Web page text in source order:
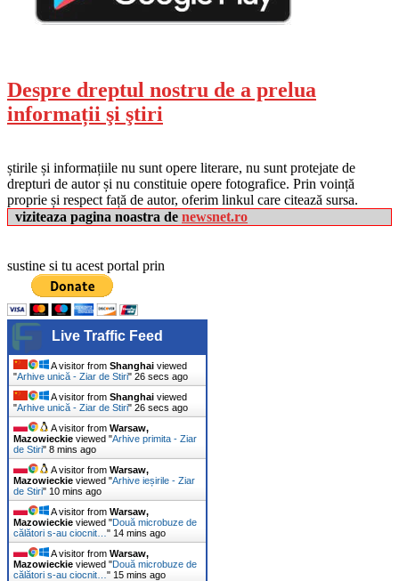
Despre dreptul nostru de a prelua
informații şi ştiri
știrile și informațiile nu sunt opere literare, nu sunt protejate de
drepturi de autor și nu constituie opere fotografice. Prin voință
proprie și respect față de autor, oferim linkul care citează sursa.
viziteaza pagina noastra de newsnet.ro
sustine si tu acest portal prin
Live Traffic Feed
A visitor from Shanghai viewed
"Arhive unică - Ziar de Stiri" 27 secs ago
A visitor from Shanghai viewed
"Arhive unică - Ziar de Stiri" 27 secs ago
A visitor from Warsaw,
Mazowieckie viewed "Arhive primita - Ziar
de Stiri" 9 mins ago
A visitor from Warsaw,
Mazowieckie viewed "Arhive ieșirile - Ziar
de Stiri" 11 mins ago
A visitor from Warsaw,
Mazowieckie viewed "Două microbuze de
călători s-au ciocnit… " 14 mins ago
A visitor from Warsaw,
Mazowieckie viewed "Două microbuze de
călători s-au ciocnit… " 15 mins ago